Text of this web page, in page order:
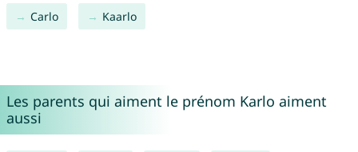
Carlo Kaarlo
Les parents qui aiment le prénom Karlo aiment
aussi